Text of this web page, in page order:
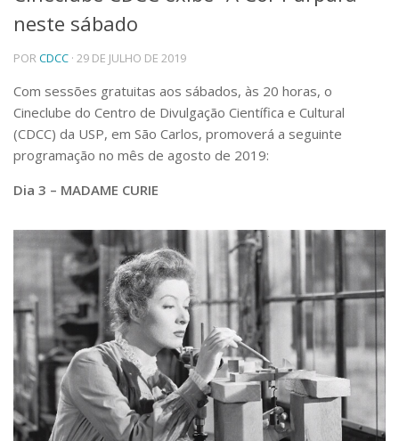
Telefones e Mapas
Pessoas
Ensino
Graduação
Pós-Graduação
Educação a distância
Cursos de Extensão
Linhas de Pesquisa
Pós-doutorado
Iniciação Científica
Transferência de Tecnologia
Empresas Juniores
Extensão à Comunidade
Projetos, Programas e Cursos
Artes, Cultura e Esportes
Museus e Espaços Interativos
Serviços
Bibliotecas
neste sábado
PORCDCC · 29 DE JULHO DE 2019
Com sessões gratuitas aos sábados, às 20 horas, o
Cineclube do Centro de Divulgação Científica e Cultural
(CDCC) da USP, em São Carlos, promoverá a seguinte
programação no mês de agosto de 2019:
Dia 3 – MADAME CURIE